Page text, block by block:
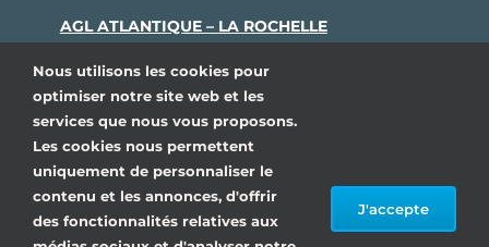
AGL ATLANTIQUE – LA ROCHELLE
Rochelle, France
AGL BRETAGNE – LORIENT
1, rue Cdt L’Herminier, Bloc K2, 56100
France
AGL SUD OUEST – ARCACHON
Nous utilisons les cookies pour
optimiser notre site web et les
services que nous vous proposons.
Les cookies nous permettent
uniquement de personnaliser le
contenu et les annonces, d'offrir
des fonctionnalités relatives aux
J'accepte